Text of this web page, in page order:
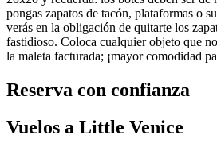
pongas zapatos de tacón, plataformas o
verás en la obligación de quitarte los
fastidioso. Coloca cualquier objeto que
la maleta facturada; ¡mayor comodidad
Reserva con confianza
Vuelos a Little Venice